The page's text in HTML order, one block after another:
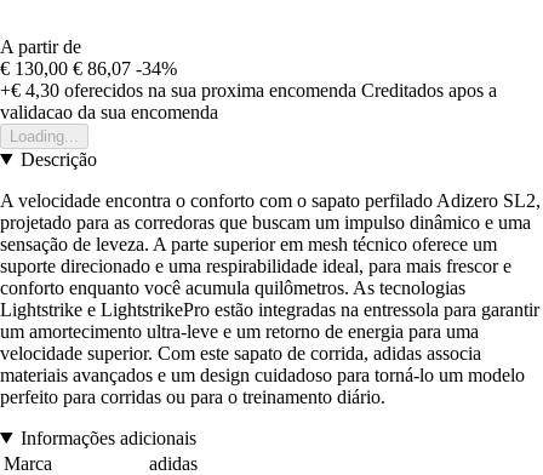
A partir de
€ 130,00 € 86,07 -34%
+€ 4,30 oferecidos na sua proxima encomenda Creditados apos a
validacao da sua encomenda
Loading...
Descrição
A velocidade encontra o conforto com o sapato perfilado Adizero SL2,
projetado para as corredoras que buscam um impulso dinâmico e uma
sensação de leveza. A parte superior em mesh técnico oferece um
suporte direcionado e uma respirabilidade ideal, para mais frescor e
conforto enquanto você acumula quilômetros. As tecnologias
Lightstrike e LightstrikePro estão integradas na entressola para garantir
um amortecimento ultra-leve e um retorno de energia para uma
velocidade superior. Com este sapato de corrida, adidas associa
materiais avançados e um design cuidadoso para torná-lo um modelo
perfeito para corridas ou para o treinamento diário.
Informações adicionais
Marca
adidas